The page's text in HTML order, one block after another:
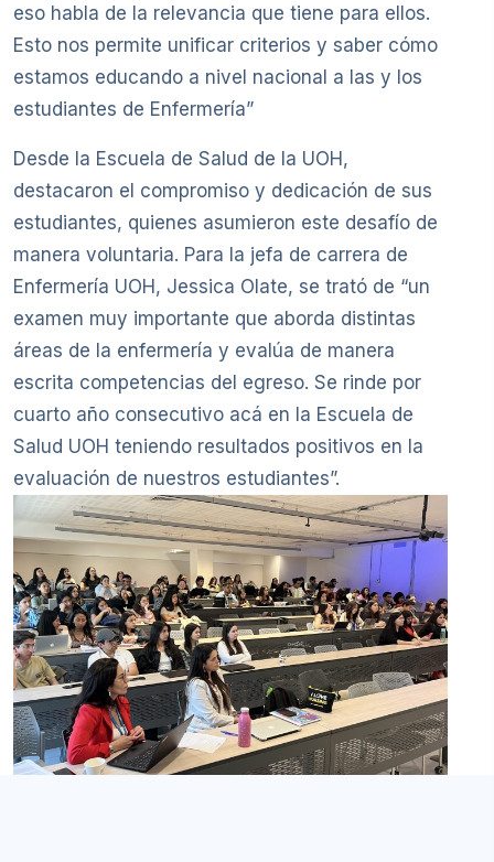
eso habla de la relevancia que tiene para ellos.
Esto nos permite unificar criterios y saber cómo
estamos educando a nivel nacional a las y los
estudiantes de Enfermería”
Desde la Escuela de Salud de la UOH,
destacaron el compromiso y dedicación de sus
estudiantes, quienes asumieron este desafío de
manera voluntaria. Para la jefa de carrera de
Enfermería UOH, Jessica Olate, se trató de “un
examen muy importante que aborda distintas
áreas de la enfermería y evalúa de manera
escrita competencias del egreso. Se rinde por
cuarto año consecutivo acá en la Escuela de
Salud UOH teniendo resultados positivos en la
evaluación de nuestros estudiantes”.